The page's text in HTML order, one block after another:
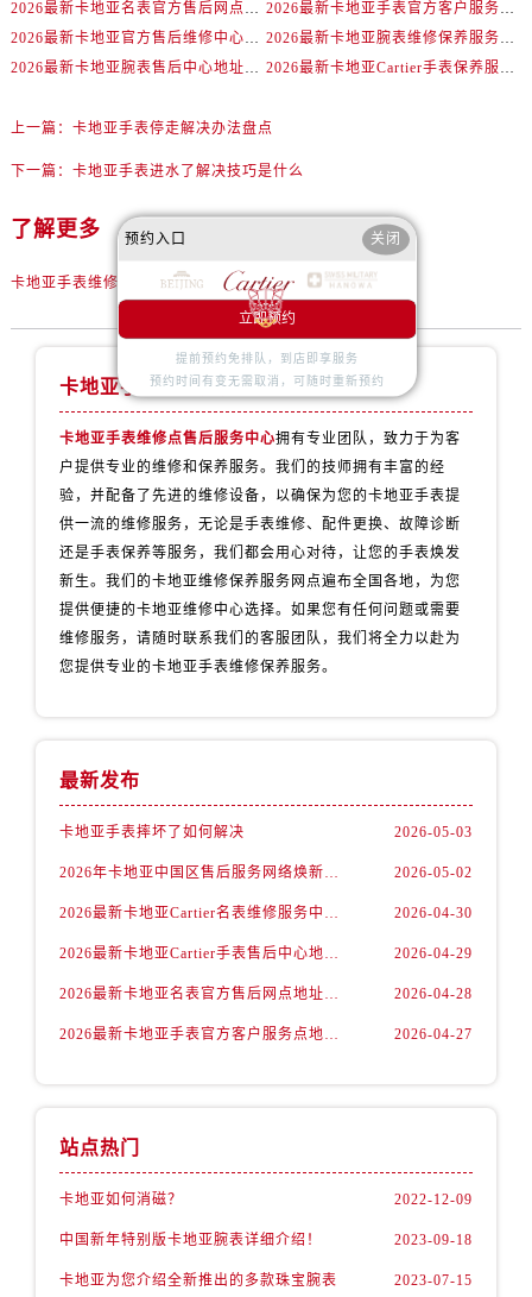
2026最新卡地亚名表官方售后网点地址考察报告
2026最新卡地亚手表官方客户服务点地址调研报告
2026最新卡地亚官方售后维修中心地址考察报告
2026最新卡地亚腕表维修保养服务点地址实地探访报告
2026最新卡地亚腕表售后中心地址考察报告
2026最新卡地亚Cartier手表保养服务网点地址调研报告
上一篇： 卡地亚手表停走解决办法盘点
下一篇： 卡地亚手表进水了解决技巧是什么
了解更多
卡地亚手表维修点售后服务中心
卡地亚手表维修服务中心
卡地亚手表维修点售后服务中心拥有专业团队，致力于为客
户提供专业的维修和保养服务。我们的技师拥有丰富的经
验，并配备了先进的维修设备，以确保为您的卡地亚手表提
供一流的维修服务，无论是手表维修、配件更换、故障诊断
还是手表保养等服务，我们都会用心对待，让您的手表焕发
新生。我们的卡地亚维修保养服务网点遍布全国各地，为您
提供便捷的卡地亚维修中心选择。如果您有任何问题或需要
维修服务，请随时联系我们的客服团队，我们将全力以赴为
您提供专业的卡地亚手表维修保养服务。
最新发布
卡地亚手表摔坏了如何解决 2026-05-03
2026年卡地亚中国区售后服务网络焕新升级公告（最新电话及地址） 2026-05-02
2026最新卡地亚Cartier名表维修服务中心地址实地探访报告 2026-04-30
2026最新卡地亚Cartier手表售后中心地址实地探访报告 2026-04-29
2026最新卡地亚名表官方售后网点地址考察报告 2026-04-28
2026最新卡地亚手表官方客户服务点地址调研报告 2026-04-27
站点热门
卡地亚如何消磁？ 2022-12-09
中国新年特别版卡地亚腕表详细介绍！ 2023-09-18
卡地亚为您介绍全新推出的多款珠宝腕表 2023-07-15
预约入口 关闭
立即预约
提前预约免排队，到店即享服务
预约时间有变无需取消，可随时重新预约